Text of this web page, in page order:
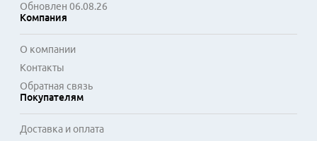
Обновлен 06.08.26
Компания
О компании
Контакты
Обратная связь
Покупателям
Доставка и оплата